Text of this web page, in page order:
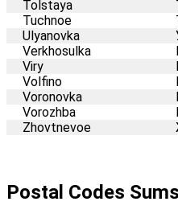
Tolstaya
Tuchnoe
Ulyanovka
Verkhosulka
Viry
Volfino
Voronovka
Vorozhba
Zhovtnevoe
Postal Codes